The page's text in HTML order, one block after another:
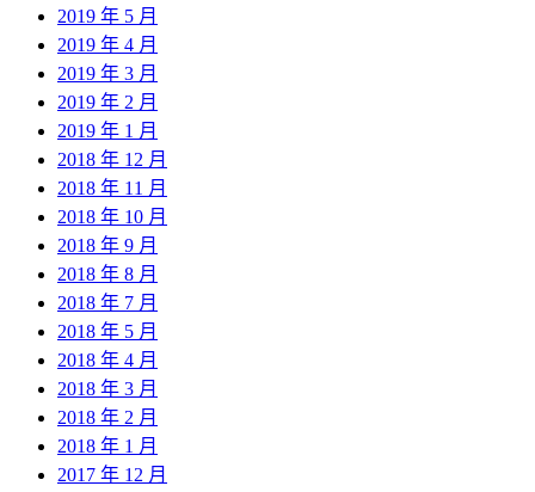
2019 年 5 月
2019 年 4 月
2019 年 3 月
2019 年 2 月
2019 年 1 月
2018 年 12 月
2018 年 11 月
2018 年 10 月
2018 年 9 月
2018 年 8 月
2018 年 7 月
2018 年 5 月
2018 年 4 月
2018 年 3 月
2018 年 2 月
2018 年 1 月
2017 年 12 月